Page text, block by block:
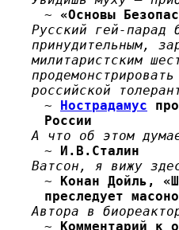
~ «Основы
Русский гей-парад
принудительным,
милитаристским
российской
~ Нострадамус
России
А что об этом
~ И.В.Сталин
Ватсон, я вижу
~ Конан Дойль,
преследует
Автора в
~ Комментарий к